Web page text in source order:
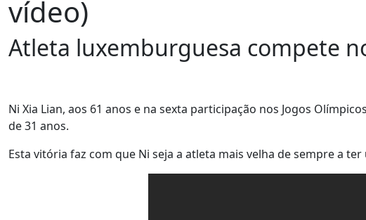
vídeo)
Atleta luxemburguesa compete
Ni Xia Lian, aos 61 anos e na sexta participação nos Jogos
de 31 anos.
Esta vitória faz com que Ni seja a atleta mais velha de sempre a